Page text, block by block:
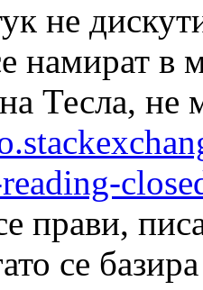
не
намират в
Тесла, не
прави,
се